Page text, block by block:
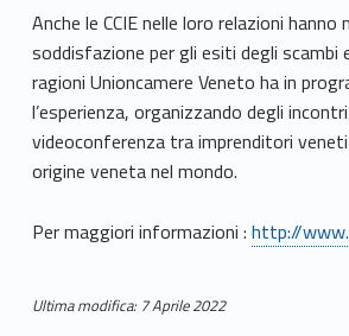
Anche le CCIE nelle loro relazioni
soddisfazione per gli esiti degli scambi
ragioni Unioncamere Veneto ha in
l’esperienza, organizzando degli
videoconferenza tra imprenditori
origine veneta nel mondo.
Per maggiori informazioni : http://
Ultima modifica: 7 Aprile 2022
Skip back to main navigation